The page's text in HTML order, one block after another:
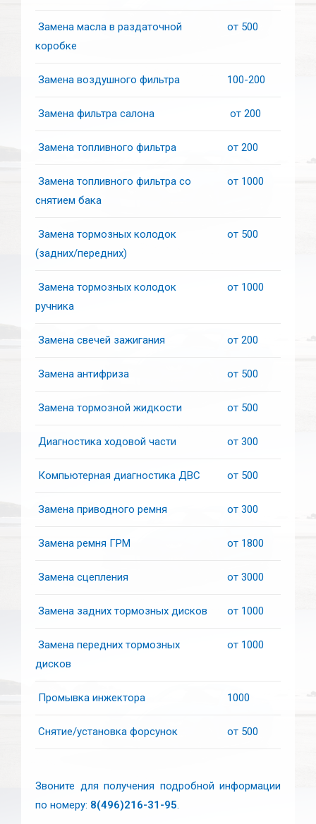
Замена масла в раздаточной
коробке
от 500
Замена воздушного фильтра 100-200
Замена фильтра салона от 200
Замена топливного фильтра от 200
Замена топливного фильтра со
снятием бака
от 1000
Замена тормозных колодок
(задних/передних)
от 500
Замена тормозных колодок
ручника
от 1000
Замена свечей зажигания от 200
Замена антифриза от 500
Замена тормозной жидкости от 500
Диагностика ходовой части от 300
Компьютерная диагностика ДВС от 500
Замена приводного ремня от 300
Замена ремня ГРМ от 1800
Замена сцепления от 3000
Замена задних тормозных дисков от 1000
Замена передних тормозных
дисков
от 1000
Промывка инжектора 1000
Снятие/установка форсунок от 500
Звоните для получения подробной информации
по номеру: 8(496)216-31-95.